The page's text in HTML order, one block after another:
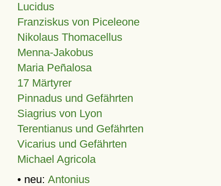
Lucidus
Franziskus von Piceleone
Nikolaus Thomacellus
Menna-Jakobus
Maria Peñalosa
17 Märtyrer
Pinnadus und Gefährten
Siagrius von Lyon
Terentianus und Gefährten
Vicarius und Gefährten
Michael Agricola
• neu: Antonius